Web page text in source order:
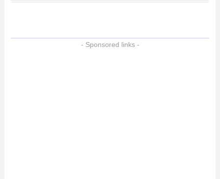
- Sponsored links -